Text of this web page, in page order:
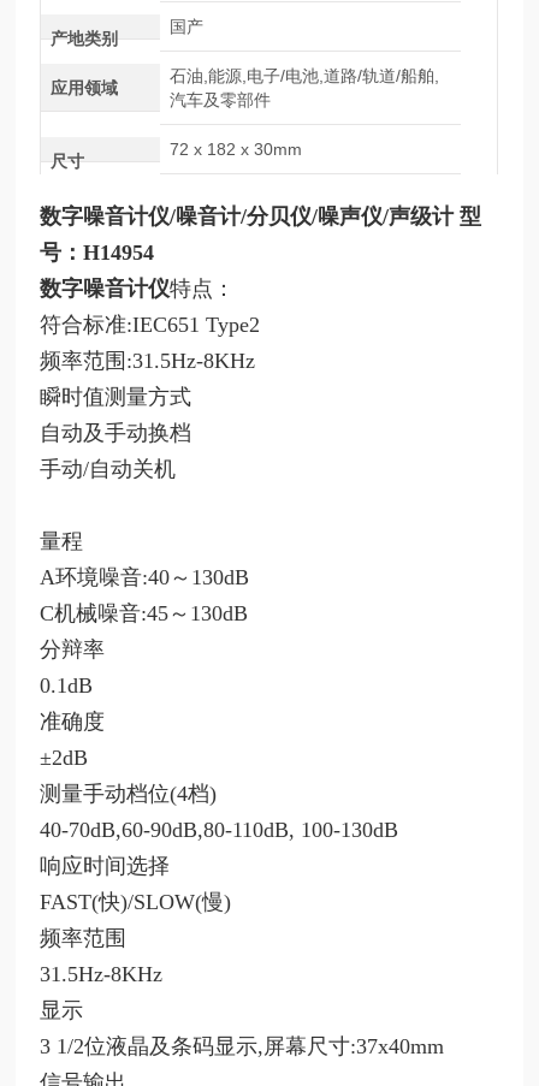
产地类别
国产
应用领域
石油,能源,电子/电池,道路/轨道/船舶,
汽车及零部件
尺寸
72 x 182 x 30mm
数字噪音计仪/噪音计/分贝仪/噪声仪/声级计 型
号：H14954
数字噪音计仪特点：
符合标准:IEC651 Type2
频率范围 :31.5Hz-8KHz
瞬时值测量方式
自动及手动换档
手动/自动关机
量程
A环境噪音:40～130dB
C机械噪音:45～130dB
分辩率
0.1dB
准确度
±2dB
测量手动档位(4档)
40-70dB,60-90dB,80-110dB, 100-130dB
响应时间选择
FAST(快)/SLOW(慢)
频率范围
31.5Hz-8KHz
显示
3 1/2位液晶及条码显示,屏幕尺寸:37x40mm